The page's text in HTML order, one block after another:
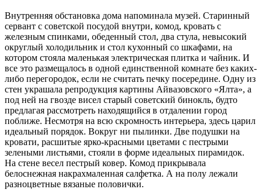
Внутренняя обстановка дома напоминала музей. Старинный
сервант с советской посудой внутри, комод, кровать с
железным спинками, обеденный стол, два стула, невысокий
округлый холодильник и стол кухонный со шкафами, на
котором стояла маленькая электрическая плитка и чайник. И
все это размещалось в одной единственной комнате без каких-
либо перегородок, если не считать печку посередине. Одну из
стен украшала репродукция картины Айвазовского «Ялта», а
под ней на гвозде висел старый советский бинокль, будто
предлагая рассмотреть находящийся в отдалении город
поближе. Несмотря на всю скромность интерьера, здесь царил
идеальный порядок. Вокруг ни пылинки. Две подушки на
кровати, расшитые ярко-красными цветами с пестрыми
зелеными листьями, стояли в форме идеальных пирамидок.
На стене весел пестрый ковер. Комод прикрывала
белоснежная накрахмаленная салфетка. А на полу лежали
разноцветные вязаные половички́.